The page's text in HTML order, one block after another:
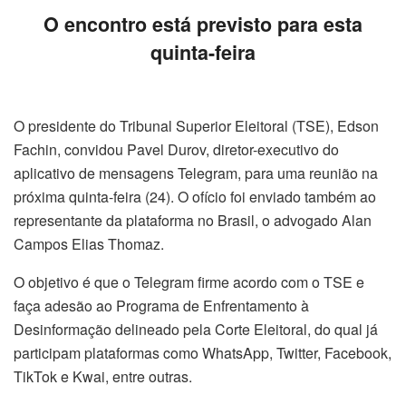
O encontro está previsto para esta
quinta-feira
O presidente do Tribunal Superior Eleitoral (TSE), Edson
Fachin, convidou Pavel Durov, diretor-executivo do
aplicativo de mensagens Telegram, para uma reunião na
próxima quinta-feira (24). O ofício foi enviado também ao
representante da plataforma no Brasil, o advogado Alan
Campos Elias Thomaz.
O objetivo é que o Telegram firme acordo com o TSE e
faça adesão ao Programa de Enfrentamento à
Desinformação delineado pela Corte Eleitoral, do qual já
participam plataformas como WhatsApp, Twitter, Facebook,
TikTok e Kwai, entre outras.